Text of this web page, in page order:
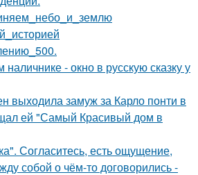
- окно в русскую сказку у
выходила замуж за Карло понти в
ей "Самый Красивый дом в
Согласитесь, есть ощущение,
собой о чём-то договорились -